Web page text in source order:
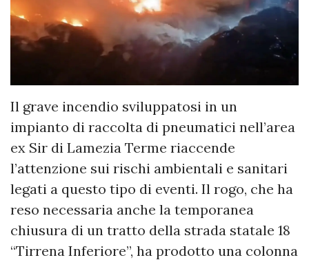
Il grave incendio sviluppatosi in un
impianto di raccolta di pneumatici nell’area
ex Sir di Lamezia Terme riaccende
l’attenzione sui rischi ambientali e sanitari
legati a questo tipo di eventi. Il rogo, che ha
reso necessaria anche la temporanea
chiusura di un tratto della strada statale 18
“Tirrena Inferiore”, ha prodotto una colonna